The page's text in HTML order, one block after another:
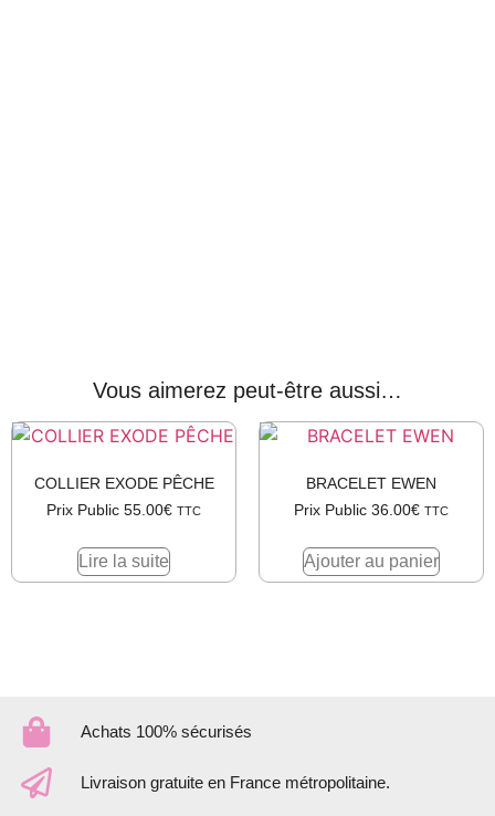
Vous aimerez peut-être aussi…
COLLIER EXODE PÊCHE
Prix Public 55.00€ TTC
Lire la suite
BRACELET EWEN
Prix Public 36.00€ TTC
Ajouter au panier
Achats 100% sécurisés
Livraison gratuite en France métropolitaine.